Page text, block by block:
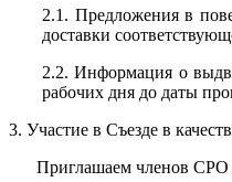
2.1. Предложения в
доставки
2.2. Информация о
рабочих дня до даты
3. Участие в Съезде в
Приглашаем членов СРО